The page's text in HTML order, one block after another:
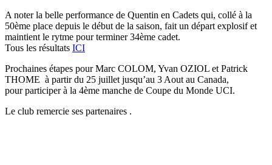
A noter la belle performance de Quentin en Cadets qui, collé à la
50ème place depuis le début de la saison, fait un départ explosif et
maintient le rytme pour terminer 34ème cadet.
Tous les résultats ICI
Prochaines étapes pour Marc COLOM, Yvan OZIOL et Patrick
THOME à partir du 25 juillet jusqu’au 3 Aout au Canada,
pour participer à la 4ème manche de Coupe du Monde UCI.
Le club remercie ses partenaires .